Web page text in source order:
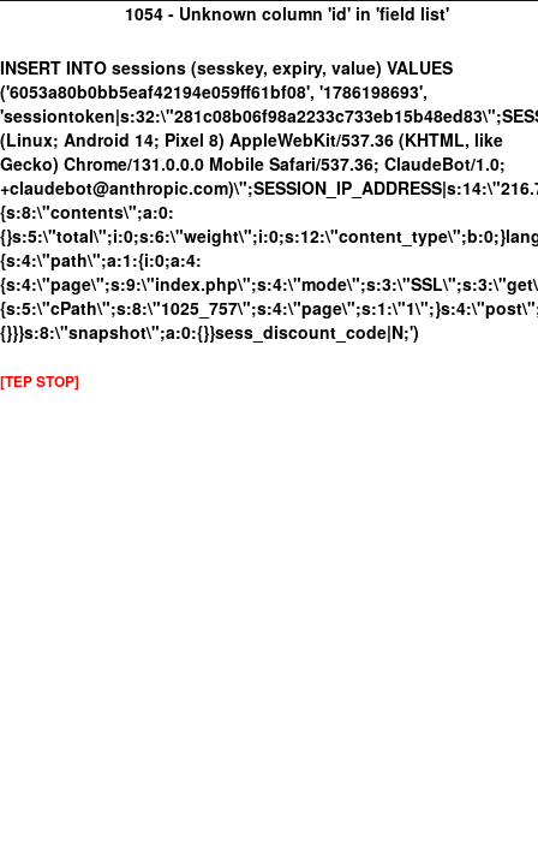
1054 - Unknown column 'id' in 'field list'
INSERT INTO sessions (sesskey, expiry, value) VALUES
('6053a80b0bb5eaf42194e059ff61bf08', '1786198693',
(Linux; Android 14; Pixel 8) AppleWebKit/537.36 (KHTML, like
Gecko) Chrome/131.0.0.0 Mobile Safari/537.36; ClaudeBot/1.0;
{s:8:\"contents\";a:0:
{s:4:\"path\";a:1:{i:0;a:4:
{}}}s:8:\"snapshot\";a:0:{}}sess_discount_code|N;')
[TEP STOP]